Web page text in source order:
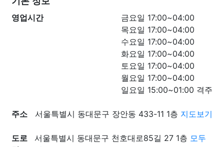
영업시간
금요일 17:00~04:00
목요일 17:00~04:00
수요일 17:00~04:00
화요일 17:00~04:00
토요일 17:00~04:00
월요일 17:00~04:00
일요일 15:00~01:00 격주
주소 서울특별시 동대문구 장안동 433-11 1층 지도보기
도로
서울특별시 동대문구 천호대로85길 27 1층 모두